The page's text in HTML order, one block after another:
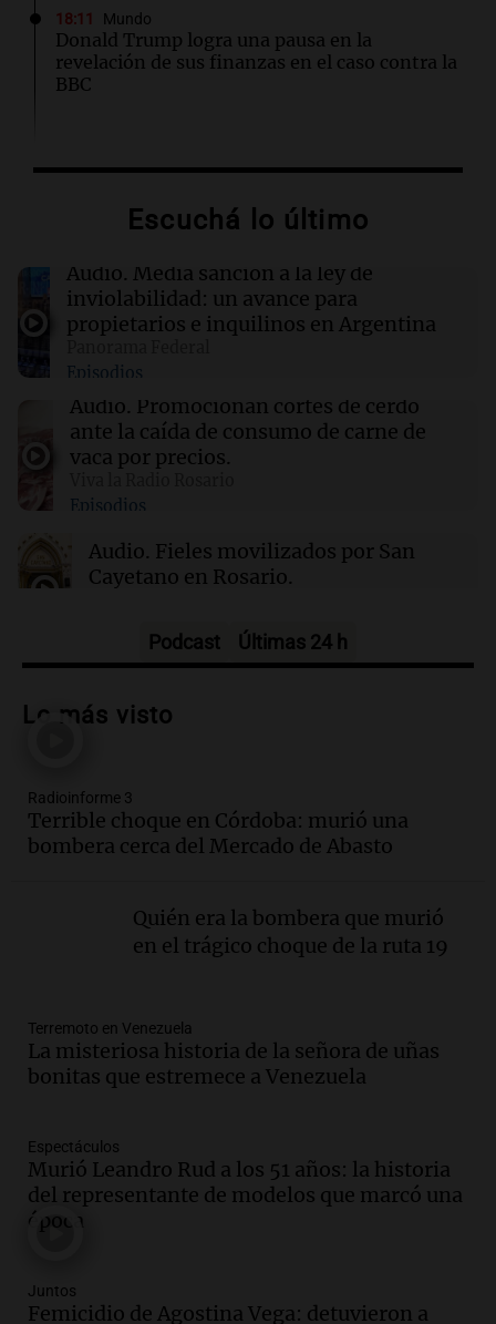
18:11 Mundo
Donald Trump logra una pausa en la
revelación de sus finanzas en el caso contra la
BBC
Thiago Medina enfrenta graves acusaciones
18:04 Tecnología
La administración Trump gastó casi 4 mil
millones para cancelar proyectos eólicos en
alta mar
18:03 Tecnología
Último día para obtener hasta $400 de
descuento en entradas para TechCrunch
Disrupt 2026
Incendio en un edificio lindero al de Cristina
Kirchner: evacuaron vecinos y hubo heridos
Escuchá lo último
Audio. Media sanción a la ley de
inviolabilidad: un avance para
propietarios e inquilinos en Argentina
Episodios
Audio. Promocionan cortes de cerdo
ante la caída de consumo de carne de
vaca por precios.
Episodios
Audio. Fieles movilizados por San
Cayetano en Rosario.
Audio.Se registra inusual nevada en
camiones varados
Audio.Controversia en el peronismo
mendocino por ausencia de senadora
embarazada en votación clave
Mateo Bouniba, joven de Villa
María, necesita un trasplante de médula
Episodios
Audio.Fieles celebran a San Cayetano
Episodios
Audio.Día Internacional de la Cerveza:
mitos, secretos y el desafío de producir
Episodios
Podcast Últimas 24 h
Lo más visto
Radioinforme 3
Terrible choque en Córdoba: murió una
bombera cerca del Mercado de Abasto
Quién era la bombera que murió
en el trágico choque de la ruta 19
Terremoto en Venezuela
La misteriosa historia de la señora de uñas
bonitas que estremece a Venezuela
Espectáculos
Murió Leandro Rud a los 51 años: la historia
del representante de modelos que marcó una
época
Juntos
Femicidio de Agostina Vega: detuvieron a